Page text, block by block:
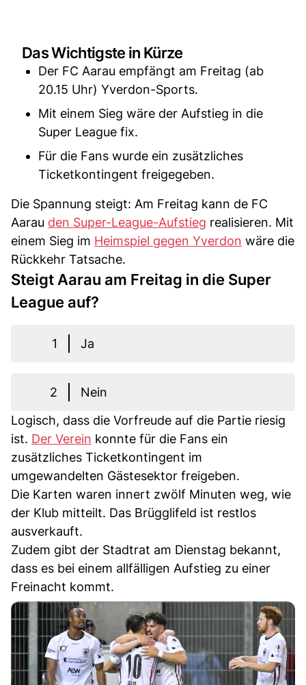
Das Wichtigste in Kürze
Der FC Aarau empfängt am Freitag (ab
20.15 Uhr) Yverdon-Sports.
Mit einem Sieg wäre der Aufstieg in die
Super League fix.
Für die Fans wurde ein zusätzliches
Ticketkontingent freigegeben.
Die Spannung steigt: Am Freitag kann de FC
Aarau den Super-League-Aufstieg realisieren. Mit
einem Sieg im Heimspiel gegen Yverdon wäre die
Rückkehr Tatsache.
Steigt Aarau am Freitag in die Super
League auf?
1 Ja
2
Nein
Logisch, dass die Vorfreude auf die Partie riesig
ist. Der Verein konnte für die Fans ein
zusätzliches Ticketkontingent im
umgewandelten Gästesektor freigeben.
Die Karten waren innert zwölf Minuten weg, wie
der Klub mitteilt. Das Brügglifeld ist restlos
ausverkauft.
Zudem gibt der Stadtrat am Dienstag bekannt,
dass es bei einem allfälligen Aufstieg zu einer
Freinacht kommt.